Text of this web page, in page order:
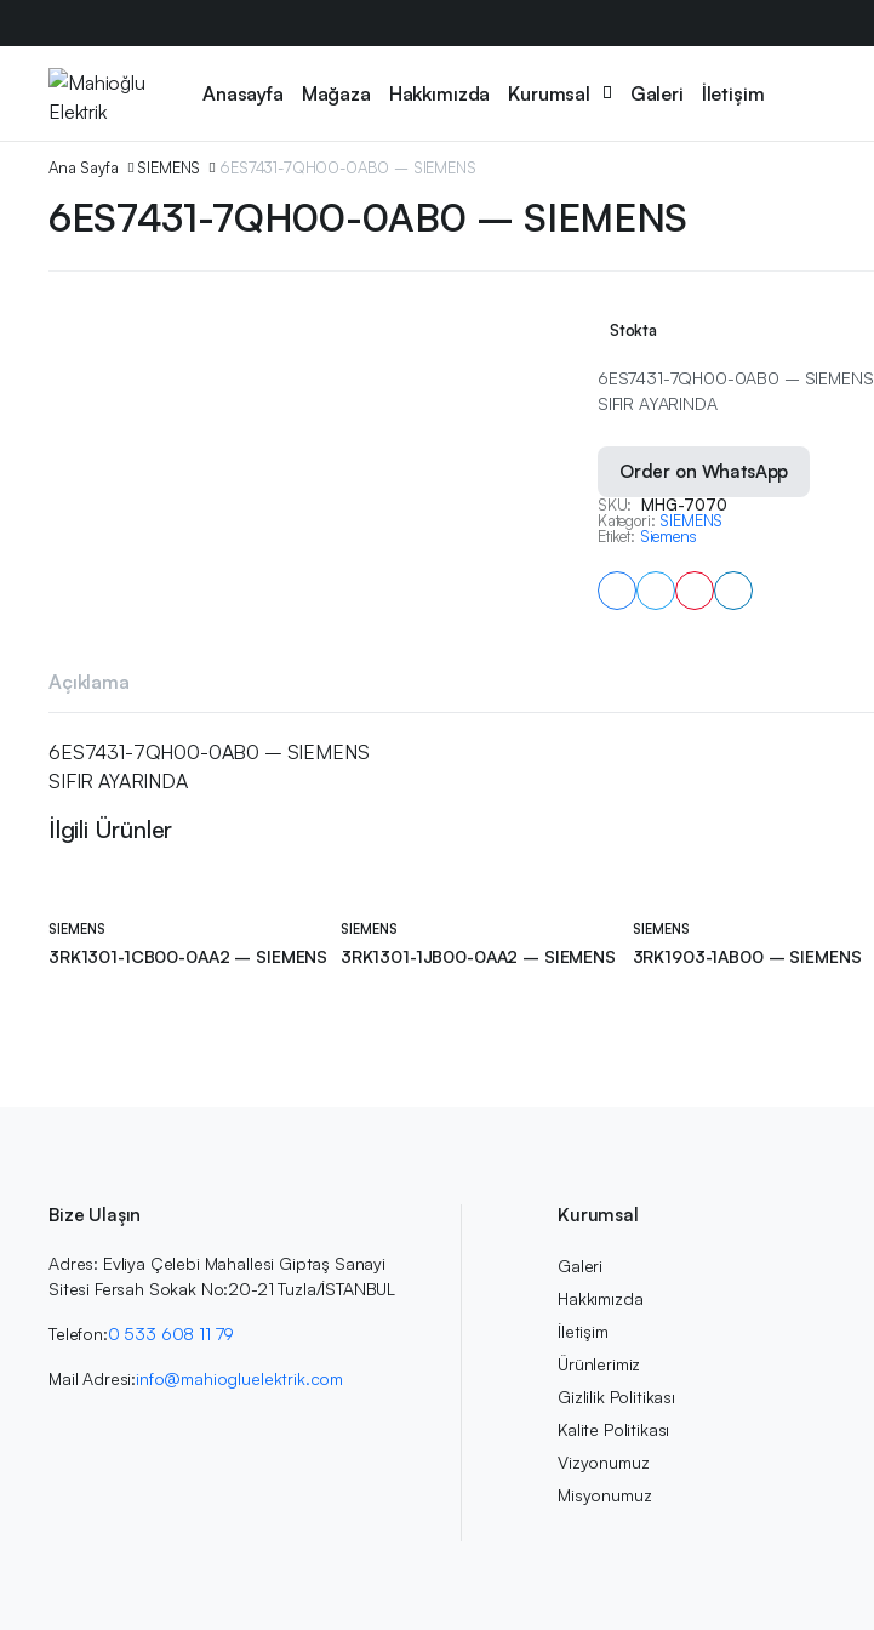
Anasayfa Mağaza Hakkımızda Kurumsal Galeri İletişim
Ana Sayfa SIEMENS 6ES7431-7QH00-0AB0 – SIEMENS
6ES7431-7QH00-0AB0 – SIEMENS
Stokta
6ES7431-7QH00-0AB0 – SIEMENS
SIFIR AYARINDA
Order on WhatsApp
SKU: MHG-7070
Kategori: SIEMENS
Etiket: Siemens
Açıklama
6ES7431-7QH00-0AB0 – SIEMENS
SIFIR AYARINDA
İlgili Ürünler
SIEMENS
3RK1301-1CB00-0AA2 – SIEMENS
SIEMENS
3RK1301-1JB00-0AA2 – SIEMENS
SIEMENS
3RK1903-1AB00 – SIEMENS
Bize Ulaşın
Adres: Evliya Çelebi Mahallesi Giptaş Sanayi
Sitesi Fersah Sokak No:20-21 Tuzla/İSTANBUL
Telefon:0 533 608 11 79
Mail Adresi:info@mahiogluelektrik.com
Kurumsal
Galeri
Hakkımızda
İletişim
Ürünlerimiz
Gizlilik Politikası
Kalite Politikası
Vizyonumuz
Misyonumuz